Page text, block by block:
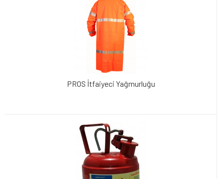
PROS İtfaiyeci Yağmurluğu